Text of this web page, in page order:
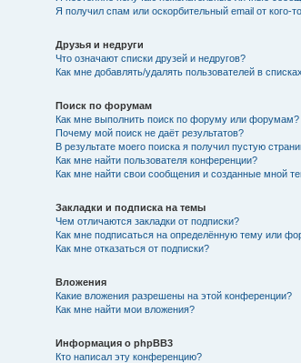
Я получил спам или оскорбительный email от кого-
Друзья и недруги
Что означают списки друзей и недругов?
Как мне добавлять/удалять пользователей в
Поиск по форумам
Как мне выполнить поиск по форуму или форумам?
Почему мой поиск не даёт результатов?
В результате моего поиска я получил пустую
Как мне найти пользователя конференции?
Как мне найти свои сообщения и созданные мной
Закладки и подписка на темы
Чем отличаются закладки от подписки?
Как мне подписаться на определённую тему или
Как мне отказаться от подписки?
Вложения
Какие вложения разрешены на этой конференции?
Как мне найти мои вложения?
Информация о phpBB3
Кто написал эту конференцию?